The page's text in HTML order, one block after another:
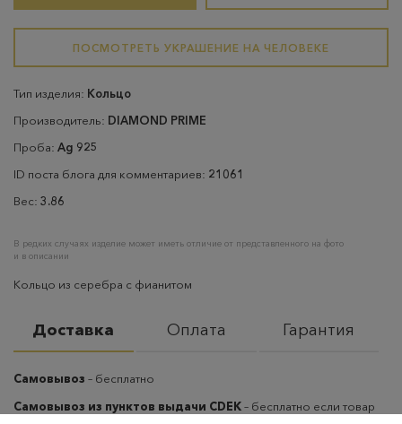
ПОСМОТРЕТЬ УКРАШЕНИЕ НА ЧЕЛОВЕКЕ
Тип изделия: Кольцо
Производитель: DIAMOND PRIME
Проба: Ag 925
ID поста блога для комментариев: 21061
Вес: 3.86
В редких случаях изделие может иметь отличие от представленного на фото
и в описании
Кольцо из серебра с фианитом
Доставка Оплата Гарантия
Самовывоз – бесплатно
Самовывоз из пунктов выдачи CDEK– бесплатно если товар